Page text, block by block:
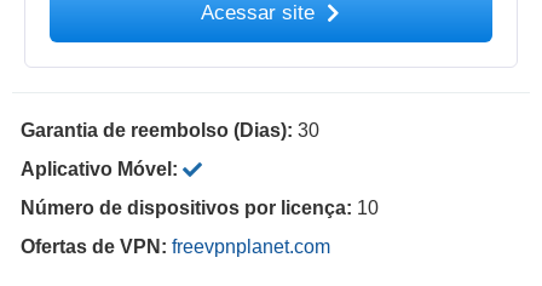
Acessar site
Garantia de reembolso (Dias): 30
Aplicativo Móvel:
Número de dispositivos por licença: 10
Ofertas de VPN: freevpnplanet.com